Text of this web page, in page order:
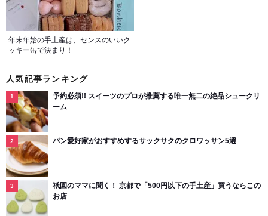
年末年始の手土産は、センスのいいク
ッキー缶で決まり！
人気記事ランキング
予約必須!! スイーツのプロが推薦する唯一無二の絶品シュークリ
ーム
パン愛好家がおすすめするサックサクのクロワッサン5選
祇園のママに聞く！ 京都で「500円以下の手土産」買うならこの
お店